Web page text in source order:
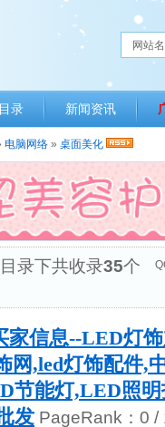
网站
录 新闻资讯
电脑网络 » 桌面美化
录下共收录35个
家信息--LED灯
网,led灯饰配件,
节能灯,LED照
发 PageRank： 0 /